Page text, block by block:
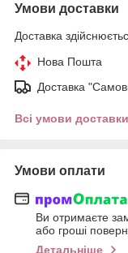
Умови доставки
Доставка
Нова Пошта
Доставка
Всі умови доставки
Умови оплати
Ви отримаєте
або гроші
Детальніше